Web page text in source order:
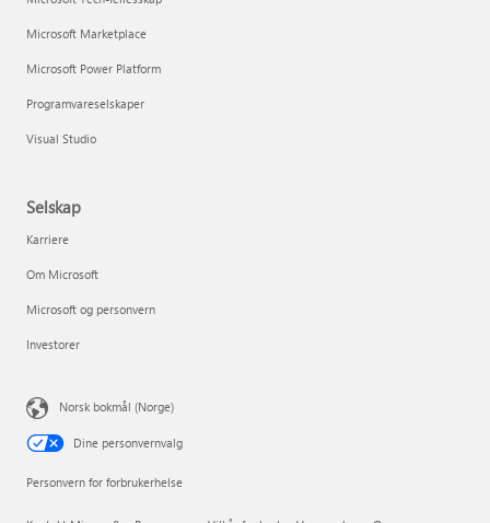
Microsoft Marketplace
Microsoft Power Platform
Programvareselskaper
Visual Studio
Selskap
Karriere
Om Microsoft
Microsoft og personvern
Investorer
Norsk bokmål (Norge)
Dine personvernvalg
Personvern for forbrukerhelse